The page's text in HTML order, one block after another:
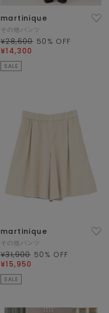
martinique
その他パンツ
¥28,600 50 % OFF
¥14,300
SALE
martinique
その他パンツ
¥31,900 50 % OFF
¥15,950
SALE